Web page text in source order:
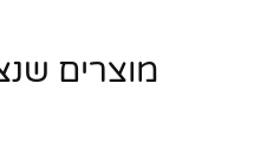
מוצרים